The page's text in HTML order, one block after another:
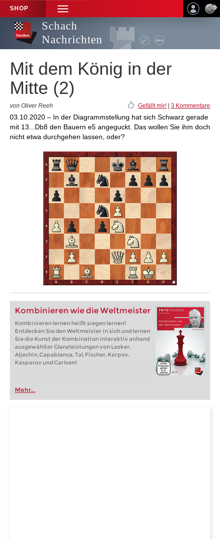
SHOP
TOGGLE
NAVIGATION
Schach
Nachrichten
Mit dem König in der
Mitte (2)
von Oliver Reeh Gefällt mir! 3 Kommentare
03.10.2020 – In der Diagrammstellung hat sich Schwarz gerade
mit 13...Db8 den Bauern e5 angeguckt. Das wollen Sie ihm doch
nicht etwa durchgehen lassen, oder?
Kombinieren wie die Weltmeister
Kombinieren lernen heißt siegen lernen!
Entdecken Sie den Weltmeister in sich und lernen
Sie die Kunst der Kombination interaktiv anhand
ausgewählter Glanzleistungen von Lasker,
Aljechin, Capablanca, Tal, Fischer, Karpov,
Kasparov und Carlsen!
Mehr...